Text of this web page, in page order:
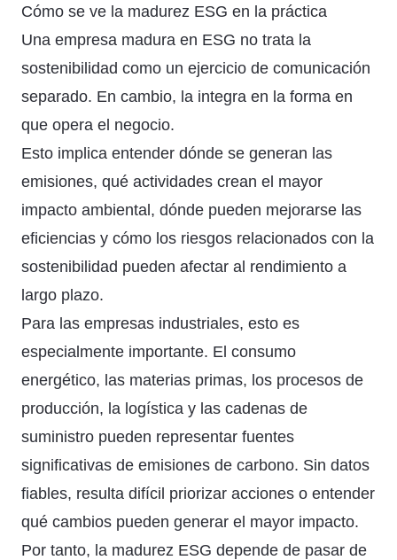
Cómo se ve la madurez ESG en la práctica
Una empresa madura en ESG no trata la
sostenibilidad como un ejercicio de comunicación
separado. En cambio, la integra en la forma en
que opera el negocio.
Esto implica entender dónde se generan las
emisiones, qué actividades crean el mayor
impacto ambiental, dónde pueden mejorarse las
eficiencias y cómo los riesgos relacionados con la
sostenibilidad pueden afectar al rendimiento a
largo plazo.
Para las empresas industriales, esto es
especialmente importante. El consumo
energético, las materias primas, los procesos de
producción, la logística y las cadenas de
suministro pueden representar fuentes
significativas de emisiones de carbono. Sin datos
fiables, resulta difícil priorizar acciones o entender
qué cambios pueden generar el mayor impacto.
Por tanto, la madurez ESG depende de pasar de